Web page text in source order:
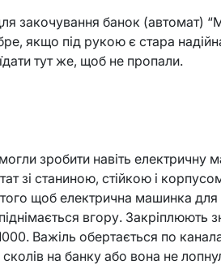
банок (автомат)
якщо під рукою є стара
тут же, щоб не пропали.
зробити навіть електричну
зі станиною, стійкою і
щоб електрична машинка
вгору. Закріплюють
Важіль обертається по
на банку або вона не